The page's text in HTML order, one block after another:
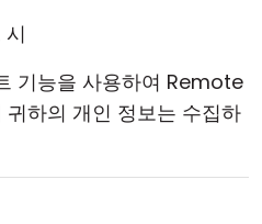
기능을 사용하여 Remote
하의 개인 정보는 수집하